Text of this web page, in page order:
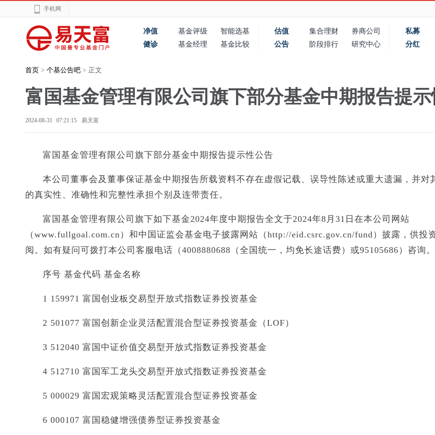
手机网
净值 基金评级
智能选基
健诊
基金经理 基金比较
估值 集合理财
券商公司
公告
阶段排行 研究中心
私募
分红
首页 > 个基公告吧 > 正文
富国基金管理有限公司旗下部分基金中期报告提
2024-08-31 07:21:15 易天富
富国基金管理有限公司旗下部分基金中期报告提示性公告
本公司董事会及董事保证基金中期报告所载资料不存在虚假记载、误导性陈述或重大遗漏，并对
的真实性、准确性和完整性承担个别及连带责任。
富国基金管理有限公司旗下如下基金2024年度中期报告全文于2024年8月31日在本公司网站
（www.fullgoal.com.cn）和中国证监会基金电子披露网站（http://eid.csrc.gov.cn/fund）披露，供投
阅。如有疑问可拨打本公司客服电话（4008880688（全国统一，均免长途话费）或95105686）咨询。
序号 基金代码 基金名称
1 159971 富国创业板交易型开放式指数证券投资基金
2 501077 富国创新企业灵活配置混合型证券投资基金（LOF）
3 512040 富国中证价值交易型开放式指数证券投资基金
4 512710 富国军工龙头交易型开放式指数证券投资基金
5 000029 富国宏观策略灵活配置混合型证券投资基金
6 000107 富国稳健增强债券型证券投资基金